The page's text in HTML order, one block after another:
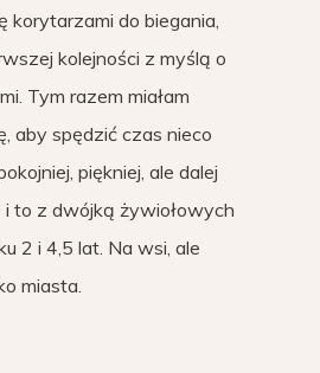
korytarzami do biegania,
kolejności z myślą o
Tym razem miałam
aby spędzić czas nieco
piękniej, ale dalej
to z dwójką żywiołowych
2 i 4,5 lat. Na wsi, ale
miasta.